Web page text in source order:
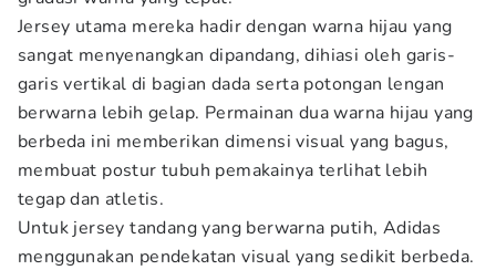
Jersey utama mereka hadir dengan warna hijau yang
sangat menyenangkan dipandang, dihiasi oleh garis-
garis vertikal di bagian dada serta potongan lengan
berwarna lebih gelap. Permainan dua warna hijau yang
berbeda ini memberikan dimensi visual yang bagus,
membuat postur tubuh pemakainya terlihat lebih
tegap dan atletis.
Untuk jersey tandang yang berwarna putih, Adidas
menggunakan pendekatan visual yang sedikit berbeda.